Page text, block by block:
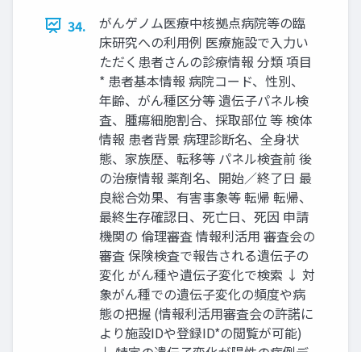
34.
がんゲノム医療中核拠点病院等の臨
床研究への利用例 医療施設で入力い
ただく患者さんの診療情報 分類 項目
* 患者基本情報 病院コード、性別、
年齢、がん種区分等 遺伝子パネル検
査、腫瘍細胞割合、採取部位 等 検体
情報 患者背景 病理診断名、全身状
態、家族歴、転移等 パネル検査前 後
の治療情報 薬剤名、開始／終了日 最
良総合効果、有害事象等 転帰 転帰、
最終生存確認日、死亡日、死因 申請
機関の 倫理審査 情報利活用 審査会の
審査 保険検査で報告される遺伝子の
変化 がん種や遺伝子変化で検索 ↓ 対
象がん種での遺伝子変化の頻度や病
態の把握 (情報利活用審査会の許諾に
より施設IDや登録ID*の閲覧が可能)